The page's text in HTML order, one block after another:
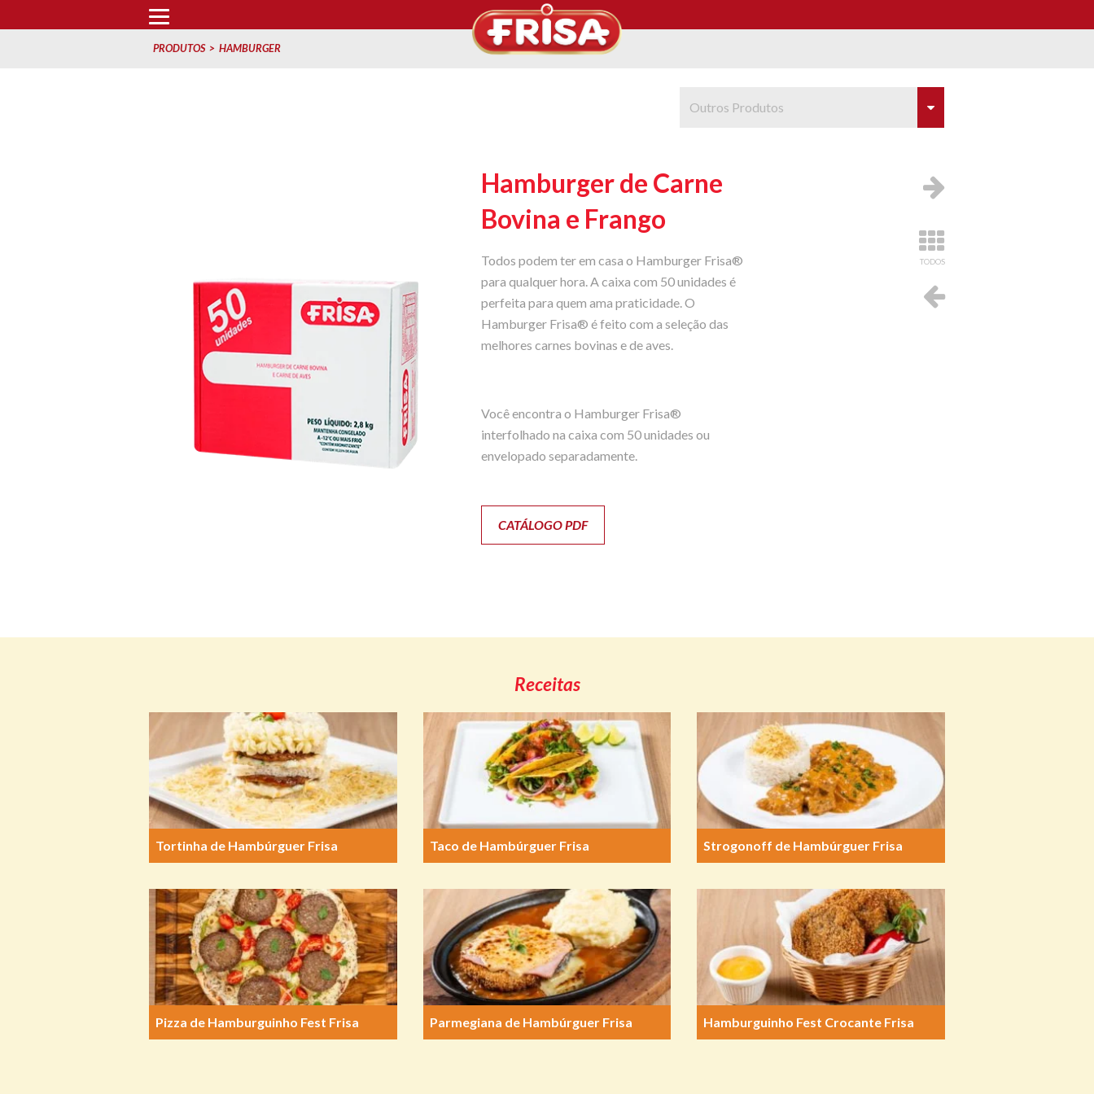
PRODUTOS HAMBURGER
Outros Produtos
Hamburger de Carne
Bovina e Frango
Todos podem ter em casa o Hamburger Frisa®
para qualquer hora. A caixa com 50 unidades é
perfeita para quem ama praticidade. O
Hamburger Frisa® é feito com a seleção das
melhores carnes bovinas e de aves.
Você encontra o Hamburger Frisa®
interfolhado na caixa com 50 unidades ou
envelopado separadamente.
CATÁLOGO PDF
TODOS
Receitas
Tortinha de Hambúrguer Frisa Taco de Hambúrguer Frisa Strogonoff de Hambúrguer Frisa
Pizza de Hamburguinho Fest Frisa Parmegiana de Hambúrguer Frisa Hamburguinho Fest Crocante Frisa